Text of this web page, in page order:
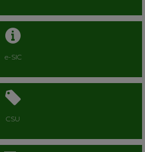
e-SIC
CSU